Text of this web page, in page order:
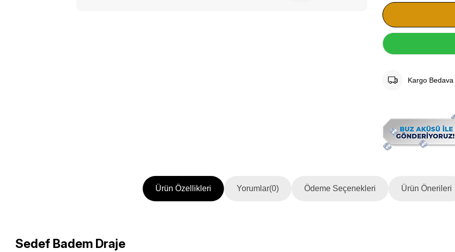
Kargo Bedava
Ürün Özellikleri Yorumlar(0) Ödeme Seçenekleri Ürün Önerileri
Sedef Badem Draje